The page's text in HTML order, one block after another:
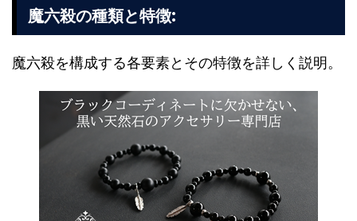
魔六殺の種類と特徴:
魔六殺を構成する各要素とその特徴を詳しく説明。